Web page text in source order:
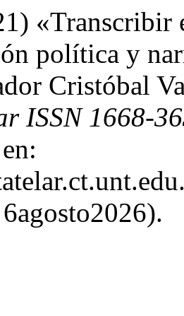
política y
Cristóbal
ISSN 1668-